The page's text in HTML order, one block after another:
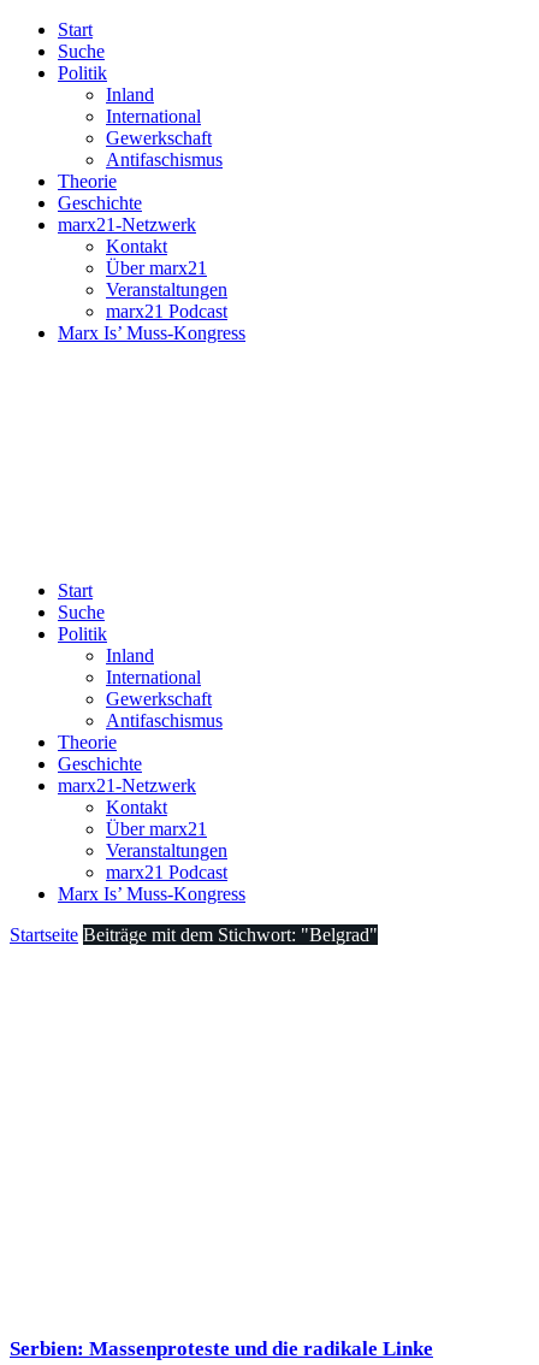
Start
Suche
Politik
Inland
International
Gewerkschaft
Antifaschismus
Theorie
Geschichte
marx21-Netzwerk
Kontakt
Über marx21
Veranstaltungen
marx21 Podcast
Marx Is’ Muss-Kongress
Start
Suche
Politik
Inland
International
Gewerkschaft
Antifaschismus
Theorie
Geschichte
marx21-Netzwerk
Kontakt
Über marx21
Veranstaltungen
marx21 Podcast
Marx Is’ Muss-Kongress
Startseite Beiträge mit dem Stichwort: "Belgrad"
Serbien: Massenproteste und die radikale Linke